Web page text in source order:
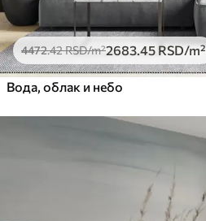
Премиум
6333.333800.00RSD/m²
Peel and Stick
4472.42RSD/m²2683.45 RSD/m²
Вода, облак и небо